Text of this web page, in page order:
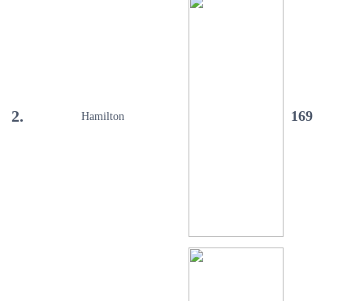
2. Hamilton 169